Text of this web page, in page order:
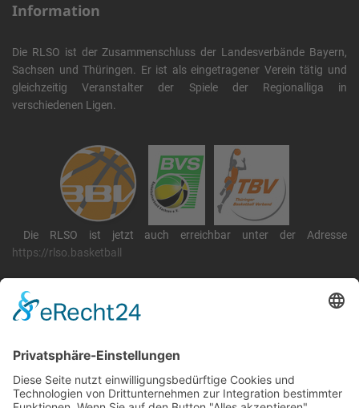
Information
Die RLSO ist der Zusammenschluss der Landesverbände Bayern,
Sachsen und Thüringen. Er ist als eingetragener Verein tätig und
gleichzeitig Veranstalter der Spiele der Regionalliga in
verschiedenen Ligen.
Die RLSO ist jetzt auch erreichbar unter der Adresse
https://rlso.basketball
RLSO Minikalender